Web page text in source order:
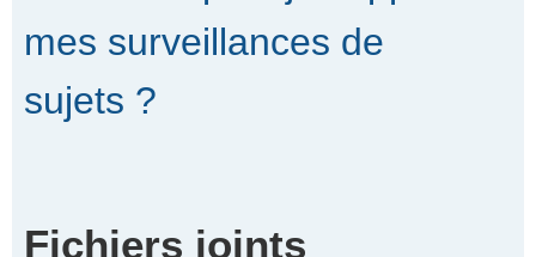
mes surveillances de
sujets ?
Fichiers joints